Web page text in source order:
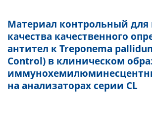
Материал контрольный для
качества качественного
антител к Treponema
Control) в клиническом
на анализаторах серии CL